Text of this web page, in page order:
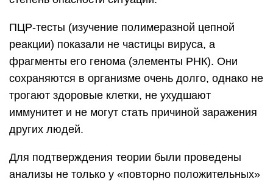
ПЦР-тесты (изучение полимеразной цепной
реакции) показали не частицы вируса, а
фрагменты его генома (элементы РНК). Они
сохраняются в организме очень долго, однако не
трогают здоровые клетки, не ухудшают
иммунитет и не могут стать причиной заражения
других людей.
Для подтверждения теории были проведены
анализы не только у «повторно положительных»